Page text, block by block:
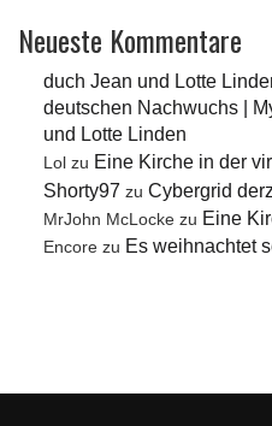
Neueste Kommentare
duch Jean und Lotte
deutschen Nachwuchs |
und Lotte Linden
Lol zu Eine Kirche in der
Shorty97 zu Cybergrid
MrJohn McLocke zu Eine
Encore zu Es weihnachtet